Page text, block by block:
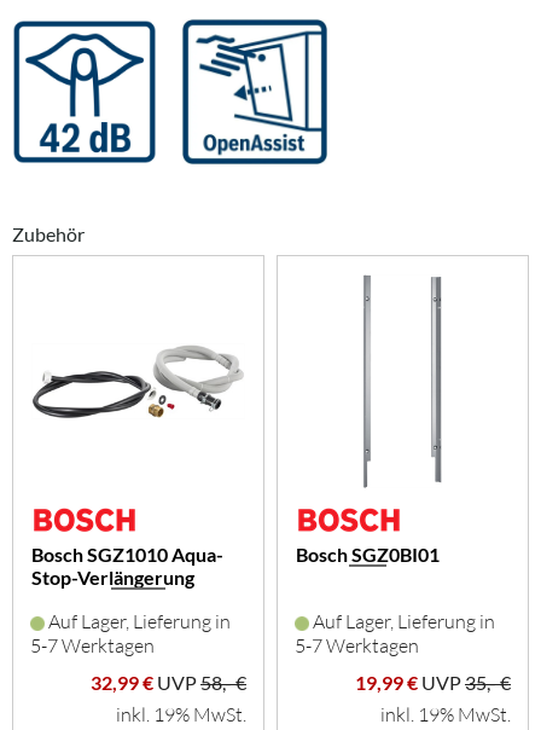
Zubehör
Bosch SGZ1010 Aqua-
Stop-Verlängerung
Auf Lager, Lieferung in
5-7 Werktagen
32,99 € UVP58,- €
inkl. 19% MwSt.
Bosch SGZ0BI01
Auf Lager, Lieferung in
5-7 Werktagen
19,99 € UVP35,- €
inkl. 19% MwSt.